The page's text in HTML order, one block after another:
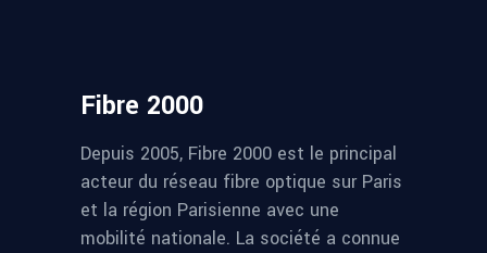
Fibre 2000
Depuis 2005, Fibre 2000 est le principal
acteur du réseau fibre optique sur Paris
et la région Parisienne avec une
mobilité nationale. La société a connue